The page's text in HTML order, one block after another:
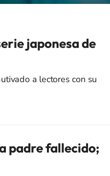
japonesa de
a lectores con su
padre fallecido;